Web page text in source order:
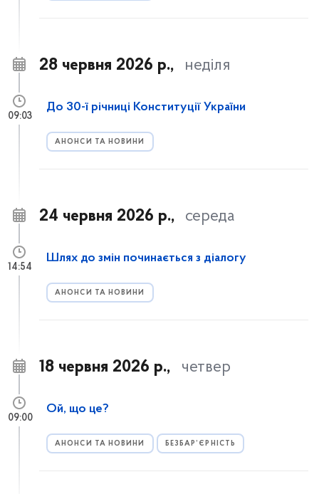
28 червня 2026 р., неділя
До 30-ї річниці Конституції України
АНОНСИ ТА НОВИНИ
09:03
24 червня 2026 р., середа
Шлях до змін починається з діалогу
АНОНСИ ТА НОВИНИ
14:54
18 червня 2026 р., четвер
Ой, що це?
АНОНСИ ТА НОВИНИ БЕЗБАР’ЄРНІСТЬ
09:00